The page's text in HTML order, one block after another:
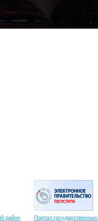
район Портал